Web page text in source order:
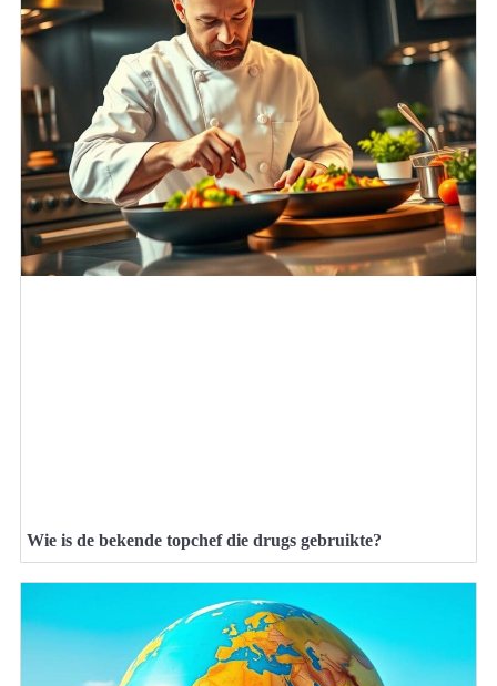
Wie is de bekende topchef die drugs gebruikte?